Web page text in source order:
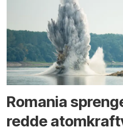
Romania
redde